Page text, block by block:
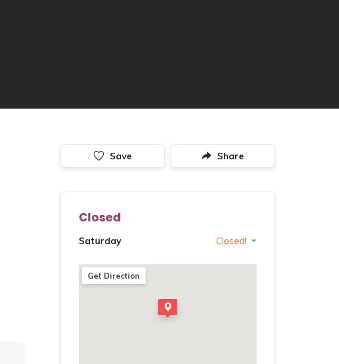
Save Share
Closed
Saturday Closed!
Get Direction